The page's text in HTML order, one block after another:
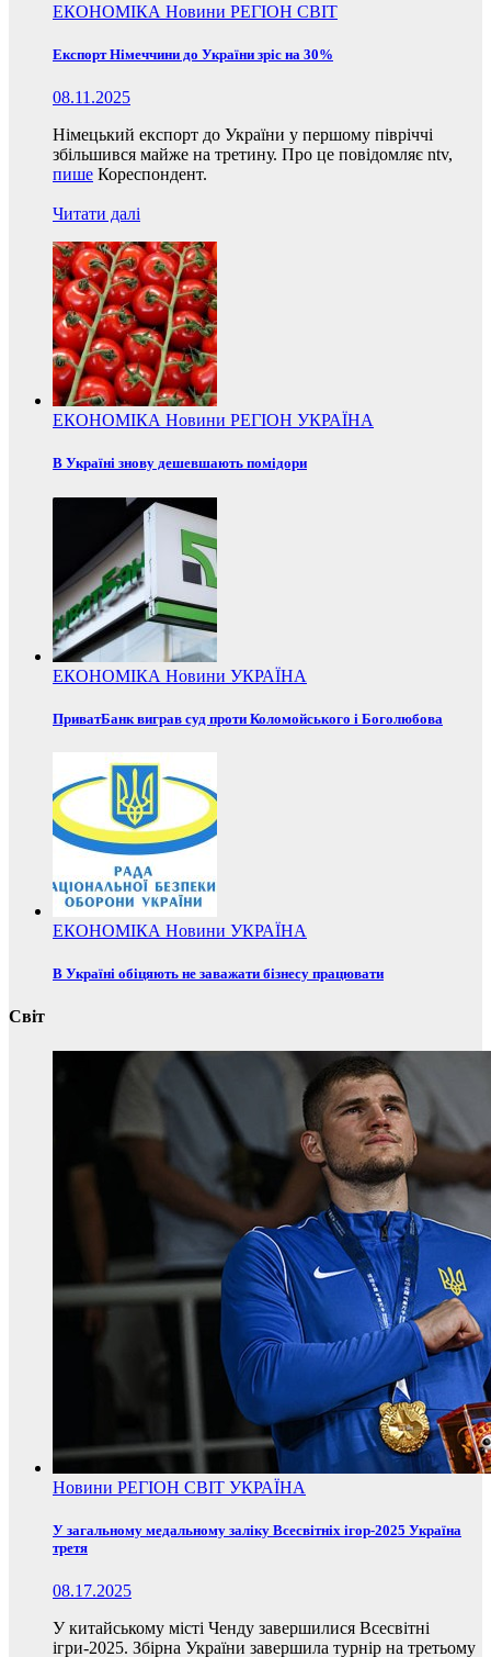
ЕКОНОМІКА Новини РЕГІОН СВІТ
Експорт Німеччини до України зріс на 30%
08.11.2025
Німецький експорт до України у першому півріччі
збільшився майже на третину. Про це повідомляє ntv,
пише Кореспондент.
Читати далі
ЕКОНОМІКА Новини РЕГІОН УКРАЇНА
В Україні знову дешевшають помідори
ЕКОНОМІКА Новини УКРАЇНА
ПриватБанк виграв суд проти Коломойського і Боголюбова
ЕКОНОМІКА Новини УКРАЇНА
В Україні обіцяють не заважати бізнесу працювати
Світ
Новини РЕГІОН СВІТ УКРАЇНА
У загальному медальному заліку Всесвітніх ігор-2025 Україна
третя
08.17.2025
У китайському місті Ченду завершилися Всесвітні
ігри-2025. Збірна України завершила турнір на третьому